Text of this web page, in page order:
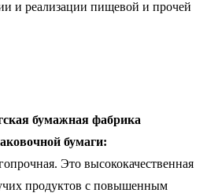
и реализации пищевой и прочей
бумажная фабрика
бумаги:
Это высококачественная
продуктов с повышенным